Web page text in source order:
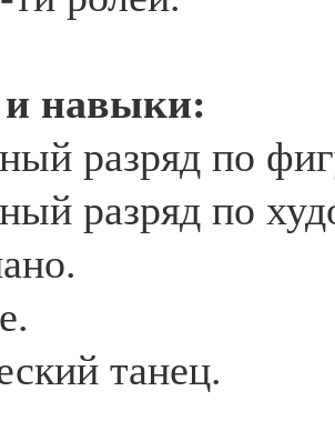
навыки:
разряд по
разряд по
танец.